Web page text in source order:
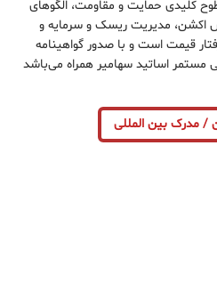
کلیدی حمایت و مقاومت، الگوهای
اکشن، مدیریت ریسک و سرمایه و
قیمت است و با صدور گواهینامه
مستمر اساتید سهامیر همراه می‌باشد
/ مدرک بین المللی